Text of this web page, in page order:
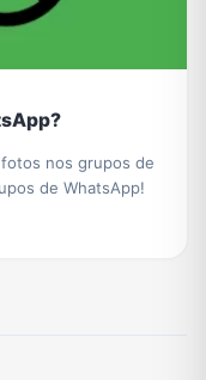
nos grupos de
de WhatsApp!